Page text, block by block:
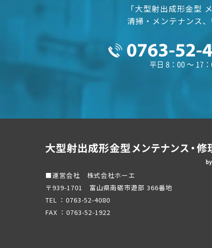
「大型射出成形金型
清掃・メンテナンス
■運営会社 株式会社ホーエ
〒939-1701 富山県南砺市遊部 366番地
TEL ： 0763-52-4080
FAX ：0763-52-1922